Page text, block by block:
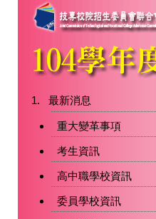
最新消息
重大變革事項
考生資訊
高中職學校資訊
委員學校資訊